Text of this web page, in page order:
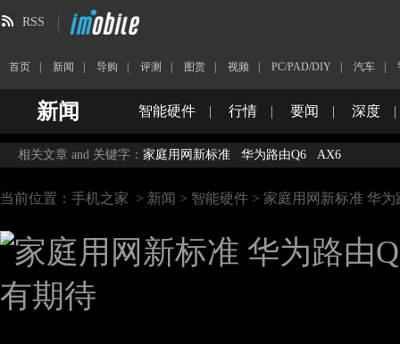
RSS
首页 新闻 导购 评测 图赏 视频 PC/PAD/DIY 汽车
新闻 智能硬件 | 行情 | 要闻 | 深度 |
相关文章 and 关键字： 家庭用网新标准 华为路由Q6 AX6
当前位置： 手机之家 > 新闻 > 智能硬件 > 家庭用网新标准 华